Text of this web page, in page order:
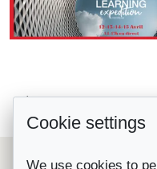
Le Suisse Convention
Cookie settings
We use cookies to